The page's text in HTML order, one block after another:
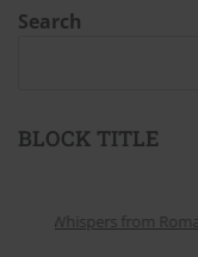
Search
BLOCK TITLE
Whispers from